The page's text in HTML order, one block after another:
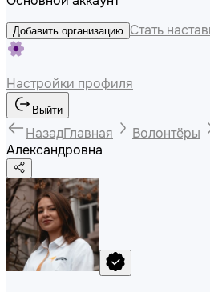
Добавить организацию Стать
Настройки профиля
Выйти
НазадГлавная Волонтёры
Александровна